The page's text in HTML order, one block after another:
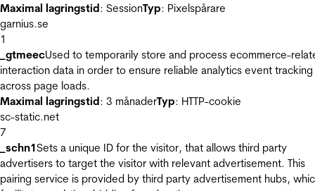
Maximal lagringstid: SessionTyp: Pixelspårare
garnius.se
1
_gtmeecUsed to temporarily store and process ecommerce-
interaction data in order to ensure reliable analytics event tracking
across page loads.
Maximal lagringstid: 3 månaderTyp: HTTP-cookie
sc-static.net
7
_schn1Sets a unique ID for the visitor, that allows third party
advertisers to target the visitor with relevant advertisement. This
pairing service is provided by third party advertisement hubs,